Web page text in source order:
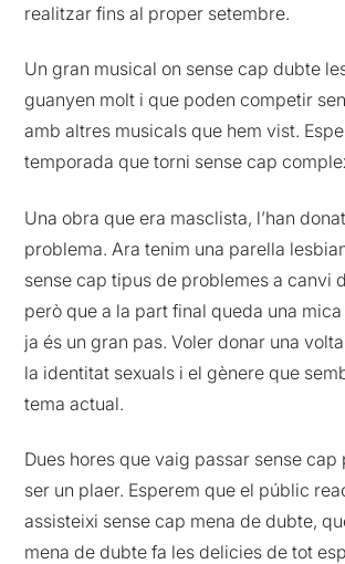
realitzar fins al proper setembre.
Un gran musical on sense cap dubte
guanyen molt i que poden competir
amb altres musicals que hem vist.
temporada que torni sense cap
Una obra que era masclista, l’han
problema. Ara tenim una parella
sense cap tipus de problemes a canvi
però que a la part final queda una
ja és un gran pas. Voler donar una
la identitat sexuals i el gènere que
tema actual.
Dues hores que vaig passar sense cap
ser un plaer. Esperem que el públic
assisteixi sense cap mena de dubte,
mena de dubte fa les delicies de tot